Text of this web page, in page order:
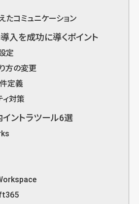
たコミュニケーション
入を成功に導くポイント
定
方の変更
定義
ィ対策
ントラツール6選